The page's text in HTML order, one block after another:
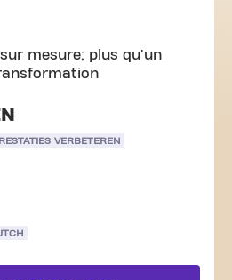
mesure; plus qu'un
VERBETEREN